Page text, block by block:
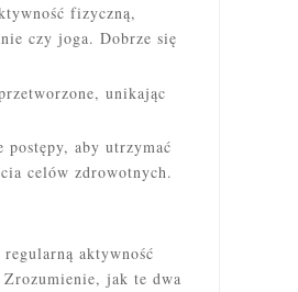
fizyczną,
czy joga. Dobrze się
unikając
aby utrzymać
celów zdrowotnych.
aktywność
jak te dwa